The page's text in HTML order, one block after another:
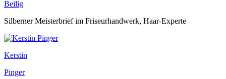
Beilig
Silberner Meisterbrief im Friseurhandwerk, Haar-Experte
Kerstin
Pinger